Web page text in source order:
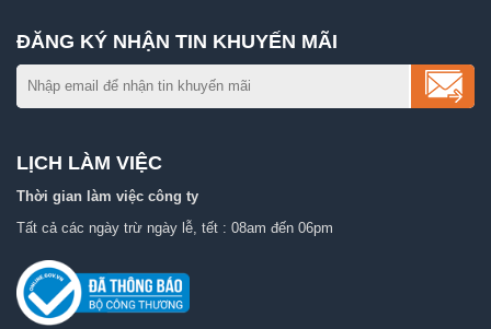
ĐĂNG KÝ NHẬN TIN KHUYẾN MÃI
LỊCH LÀM VIỆC
Thời gian làm việc công ty
Tất cả các ngày trừ ngày lễ, tết : 08am đến 06pm